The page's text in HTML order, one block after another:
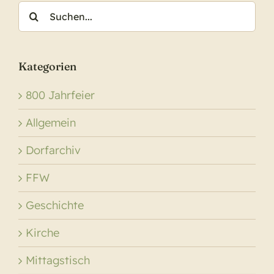
Suche
nach:
Kategorien
800 Jahrfeier
Allgemein
Dorfarchiv
FFW
Geschichte
Kirche
Mittagstisch